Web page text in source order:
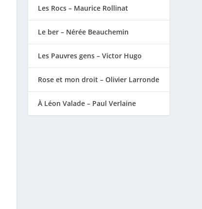
Les Rocs – Maurice Rollinat
Le ber – Nérée Beauchemin
Les Pauvres gens – Victor Hugo
Rose et mon droit – Olivier Larronde
À Léon Valade – Paul Verlaine